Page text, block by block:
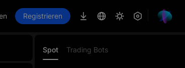
Registrieren
Spot Trading Bots